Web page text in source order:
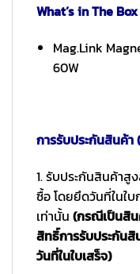
What’s in The Box
Mag.Link
60W
การรับประกันสินค้
1. รับประกันสินค้าสู
ซื้อ โดยยึดวันที่ในใ
เท่านั้น (กรณีเป็นสิน
สิทธิ์การรับประกันสิ
วันที่ในใบเสร็จ)